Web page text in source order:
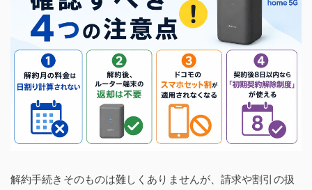
解約手続きそのものは難しくありませんが、請求や割引の扱